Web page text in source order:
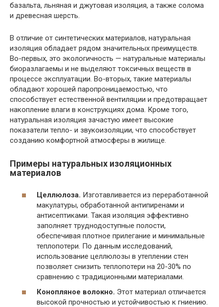
базальта, льняная и джутовая изоляция, а также солома
и древесная шерсть.
В отличие от синтетических материалов, натуральная
изоляция обладает рядом значительных преимуществ.
Во-первых, это экологичность — натуральные материалы
биоразлагаемы и не выделяют токсичных веществ в
процессе эксплуатации. Во-вторых, такие материалы
обладают хорошей паропроницаемостью, что
способствует естественной вентиляции и предотвращает
накопление влаги в конструкциях дома. Кроме того,
натуральная изоляция зачастую имеет высокие
показатели тепло- и звукоизоляции, что способствует
созданию комфортной атмосферы в жилище.
Примеры натуральных изоляционных
материалов
Целлюлоза. Изготавливается из переработанной
макулатуры, обработанной антипиренами и
антисептиками. Такая изоляция эффективно
заполняет труднодоступные полости,
обеспечивая плотное прилегание и минимальные
теплопотери. По данным исследований,
использование целлюлозы в утеплении стен
позволяет снизить теплопотери на 20-30% по
сравнению с традиционными материалами.
Конопляное волокно. Этот материал отличается
высокой прочностью и устойчивостью к гниению.